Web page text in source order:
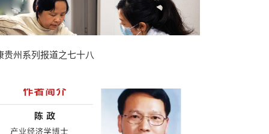
贵州系列报道之七十八